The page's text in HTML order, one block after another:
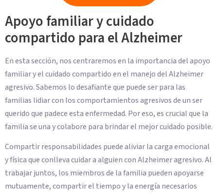
Apoyo familiar y cuidado
compartido para el Alzheimer
En esta sección, nos centraremos en la importancia del apoyo
familiar y el cuidado compartido en el manejo del Alzheimer
agresivo. Sabemos lo desafiante que puede ser para las
familias lidiar con los comportamientos agresivos de un ser
querido que padece esta enfermedad. Por eso, es crucial que la
familia se una y colabore para brindar el mejor cuidado posible.
Compartir responsabilidades puede aliviar la carga emocional
y física que conlleva cuidar a alguien con Alzheimer agresivo. Al
trabajar juntos, los miembros de la familia pueden apoyarse
mutuamente, compartir el tiempo y la energía necesarios